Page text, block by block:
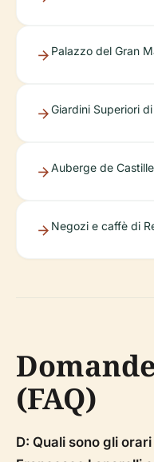
Palazzo del Gran
Giardini Superiori
Auberge de Castille
Negozi e caffè di
(FAQ)
D: Quali sono gli